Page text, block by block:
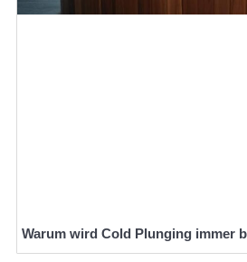
Warum wird Cold Plunging immer